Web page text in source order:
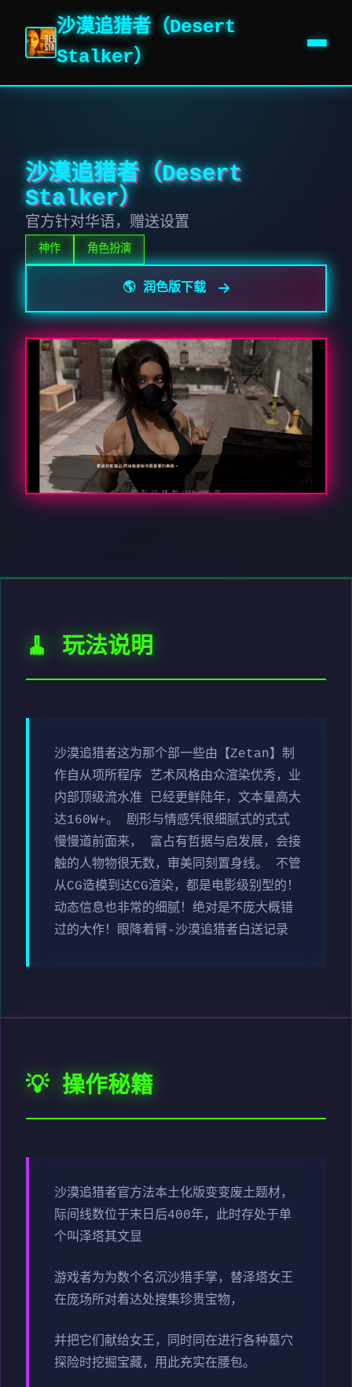
沙漠追猎者（Desert
Stalker）
沙漠追猎者（Desert
Stalker）
官方针对华语，赠送设置
神作 角色扮演
🌎 润色版下载
🧹 玩法说明
沙漠追猎者这为那个部一些由【Zetan】制
作自从项所程序 艺术风格由众渲染优秀，业
内部顶级流水准 已经更鲜陆年，文本量高大
达160W+。 剧形与情感凭很细腻式的式式
慢慢道前面来， 富占有哲据与启发展，会接
触的人物物很无数，审美同刻置身线。 不管
从CG造模到达CG渲染，都是电影级别型的！
动态信息也非常的细腻！绝对是不庞大概错
过的大作！眼降着臂-沙漠追猎者白送记录
💡 操作秘籍
沙漠追猎者官方法本土化版变变废土题材，
际间线数位于末日后400年，此时存处于单
个叫泽塔其文显
游戏者为为数个名沉沙猎手掌，替泽塔女王
在庞场所对着达处搜集珍贵宝物，
并把它们献给女王，同时同在进行各种墓穴
探险时挖掘宝藏，用此充实在腰包。